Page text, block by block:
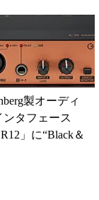
製オーディ
ンタフェース
」に“Black＆